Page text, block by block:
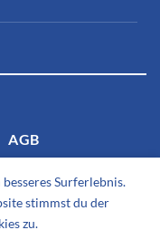
AGB
Surferlebnis.
stimmst du der
zu.